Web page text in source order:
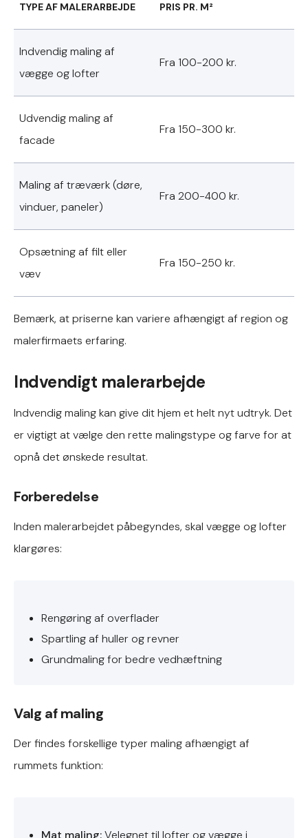
TYPE AF MALERARBEJDE PRIS PR. M²
Indvendig maling af
vægge og lofter
Fra 100-200 kr.
Udvendig maling af
facade
Fra 150-300 kr.
Maling af træværk (døre,
vinduer, paneler)
Fra 200-400 kr.
Opsætning af filt eller
væv
Fra 150-250 kr.
Bemærk, at priserne kan variere afhængigt af region og
malerfirmaets erfaring.
Indvendigt malerarbejde
Indvendig maling kan give dit hjem et helt nyt udtryk. Det
er vigtigt at vælge den rette malingstype og farve for at
opnå det ønskede resultat.
Forberedelse
Inden malerarbejdet påbegyndes, skal vægge og lofter
klargøres:
Rengøring af overflader
Spartling af huller og revner
Grundmaling for bedre vedhæftning
Valg af maling
Der findes forskellige typer maling afhængigt af
rummets funktion:
Mat maling:Velegnet til lofter og vægge i